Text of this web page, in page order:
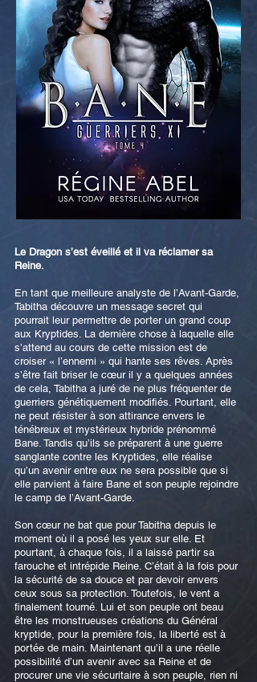
Le Dragon s’est éveillé et il va réclamer sa
Reine.
En tant que meilleure analyste de l’Avant-Garde,
Tabitha découvre un message secret qui
pourrait leur permettre de porter un grand coup
aux Kryptides. La dernière chose à laquelle elle
s’attend au cours de cette mission est de
croiser « l’ennemi » qui hante ses rêves. Après
s’être fait briser le cœur il y a quelques années
de cela, Tabitha a juré de ne plus fréquenter de
guerriers génétiquement modifiés. Pourtant, elle
ne peut résister à son attirance envers le
ténébreux et mystérieux hybride prénommé
Bane. Tandis qu’ils se préparent à une guerre
sanglante contre les Kryptides, elle réalise
qu’un avenir entre eux ne sera possible que si
elle parvient à faire Bane et son peuple rejoindre
le camp de l’Avant-Garde.
Son cœur ne bat que pour Tabitha depuis le
moment où il a posé les yeux sur elle. Et
pourtant, à chaque fois, il a laissé partir sa
farouche et intrépide Reine. C’était à la fois pour
la sécurité de sa douce et par devoir envers
ceux sous sa protection. Toutefois, le vent a
finalement tourné. Lui et son peuple ont beau
être les monstrueuses créations du Général
kryptide, pour la première fois, la liberté est à
portée de main. Maintenant qu’il a une réelle
possibilité d’un avenir avec sa Reine et de
procurer une vie sécuritaire à son peuple, rien ni